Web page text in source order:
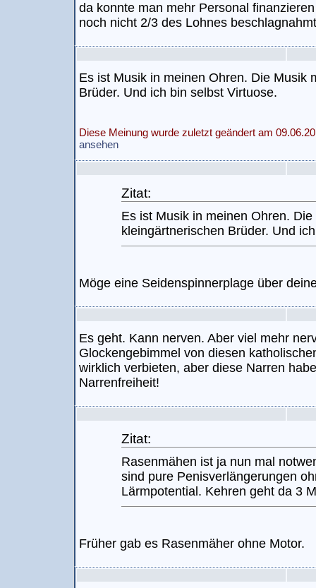
da konnte man mehr Personal
noch nicht 2/3 des Lohnes
Es ist Musik in meinen Ohren. Die Musik
Brüder. Und ich bin selbst Virtuose.
Diese Meinung wurde zuletzt geändert am
ansehen
Zitat:
Es ist Musik in meinen Ohren.
kleingärtnerischen Brüder. Und
Möge eine Seidenspinnerplage über
Es geht. Kann nerven. Aber viel mehr
Glockengebimmel von diesen
wirklich verbieten, aber diese Narren
Narrenfreiheit!
Zitat:
Rasenmähen ist ja nun mal
sind pure Penisverlängerungen
Lärmpotential. Kehren geht da 3
Früher gab es Rasenmäher ohne Motor.